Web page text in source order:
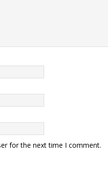
for the next time I comment.